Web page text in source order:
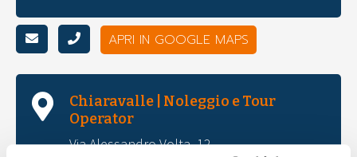
APRI IN GOOGLE MAPS
Chiaravalle | Noleggio e Tour
Operator
Via Alessandro Volta, 12